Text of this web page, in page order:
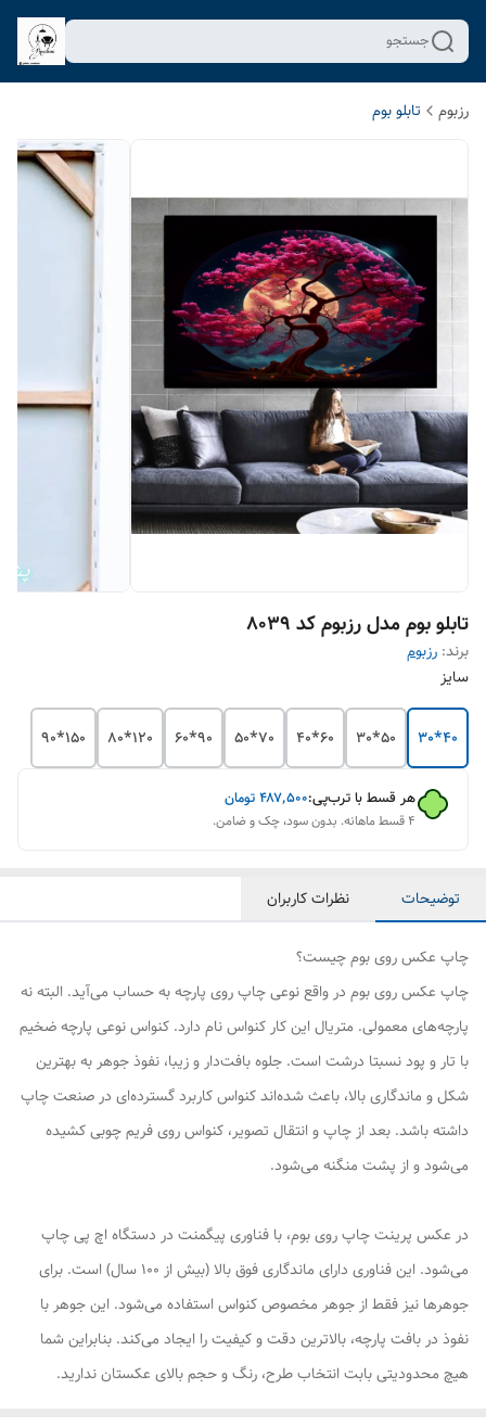
جستجو
رزبوم تابلو بوم
تابلو بوم مدل رزبوم کد 8039
برند: رزبوم
سایز
40*30
50*30
60*40
70*50
90*60
120*80
150*90
هر قسط با ترب‌پی:۴۸۷٬۵۰۰تومان
۴ قسط ماهانه. بدون سود، چک و ضامن.
توضیحات نظرات کاربران
چاپ عکس روی بوم چیست؟
چاپ عکس روی بوم در واقع نوعی چاپ روی پارچه به حساب می‌آید. البته نه
پارچه‌های معمولی. متریال این کار کنواس نام دارد. کنواس نوعی پارچه ضخیم
با تار و پود نسبتا درشت است. جلوه بافت‌دار و زیبا، نفوذ جوهر به بهترین
شکل و ماندگاری بالا، باعث شده‌اند کنواس کاربرد گسترده‌ای در صنعت چاپ
داشته باشد. بعد از چاپ و انتقال تصویر، کنواس روی فریم چوبی کشیده
می‌شود و از پشت منگنه می‌شود.
در عکس پرینت چاپ روی بوم، با فناوری پیگمنت در دستگاه اچ پی چاپ
می‌شود. این فناوری دارای ماندگاری فوق بالا (بیش از ۱۰۰ سال) است. برای
جوهرها نیز فقط از جوهر مخصوص کنواس استفاده می‌شود. این جوهر با
نفوذ در بافت پارچه، بالاترین دقت و کیفیت را ایجاد می‌کند. بنابراین شما
هیچ محدودیتی بابت انتخاب طرح، رنگ و حجم بالای عکستان ندارید.